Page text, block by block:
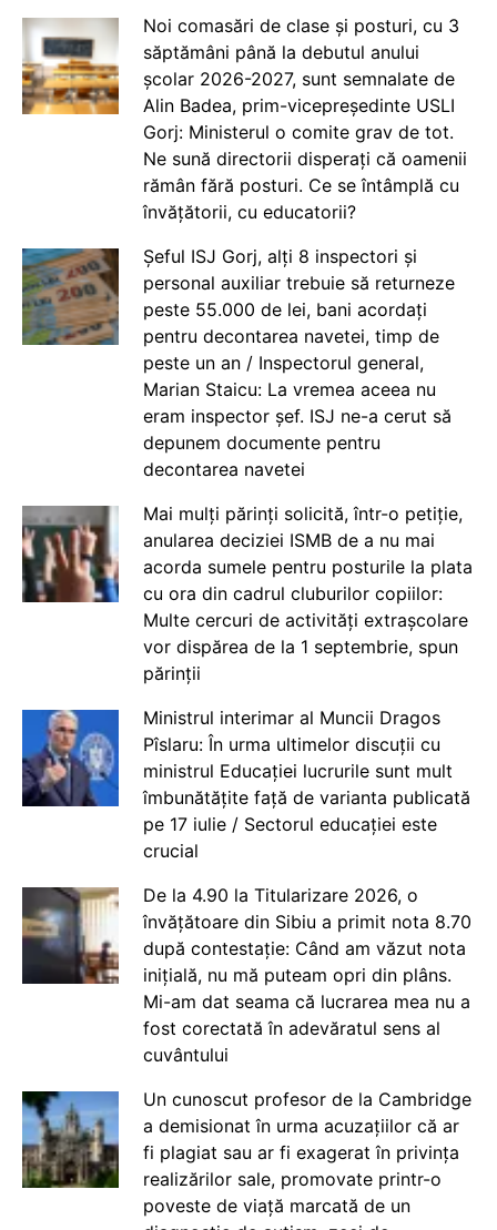
Noi comasări de clase și posturi, cu 3
săptămâni până la debutul anului
școlar 2026-2027, sunt semnalate de
Alin Badea, prim-vicepreședinte USLI
Gorj: Ministerul o comite grav de tot.
Ne sună directorii disperați că oamenii
rămân fără posturi. Ce se întâmplă cu
învățătorii, cu educatorii?
Șeful ISJ Gorj, alți 8 inspectori și
personal auxiliar trebuie să returneze
peste 55.000 de lei, bani acordați
pentru decontarea navetei, timp de
peste un an / Inspectorul general,
Marian Staicu: La vremea aceea nu
eram inspector șef. ISJ ne-a cerut să
depunem documente pentru
decontarea navetei
Mai mulți părinți solicită, într-o petiție,
anularea deciziei ISMB de a nu mai
acorda sumele pentru posturile la plata
cu ora din cadrul cluburilor copiilor:
Multe cercuri de activități extrașcolare
vor dispărea de la 1 septembrie, spun
părinții
Ministrul interimar al Muncii Dragos
Pîslaru: În urma ultimelor discuții cu
ministrul Educației lucrurile sunt mult
îmbunătățite față de varianta publicată
pe 17 iulie / Sectorul educației este
crucial
De la 4.90 la Titularizare 2026, o
învățătoare din Sibiu a primit nota 8.70
după contestație: Când am văzut nota
inițială, nu mă puteam opri din plâns.
Mi-am dat seama că lucrarea mea nu a
fost corectată în adevăratul sens al
cuvântului
Un cunoscut profesor de la Cambridge
a demisionat în urma acuzațiilor că ar
fi plagiat sau ar fi exagerat în privința
realizărilor sale, promovate printr-o
poveste de viață marcată de un